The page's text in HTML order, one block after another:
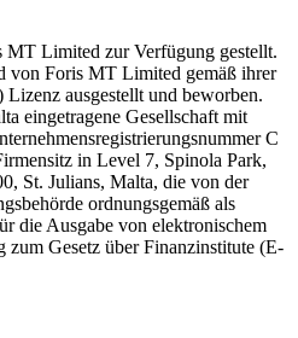
Limited zur Verfügung gestellt.
von Foris MT Limited gemäß ihrer
ausgestellt und beworben.
eingetragene Gesellschaft mit
C
in Level 7, Spinola Park,
St. Julians, Malta, die von der
ordnungsgemäß als
die Ausgabe von elektronischem
zum Gesetz über Finanzinstitute (E-